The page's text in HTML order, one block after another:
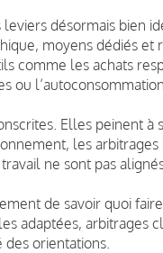
désormais bien
moyens dédiés et
comme les achats
ou
Elles peinent
les arbitrages
ne sont pas
de savoir quoi
adaptées, arbitrages
orientations.